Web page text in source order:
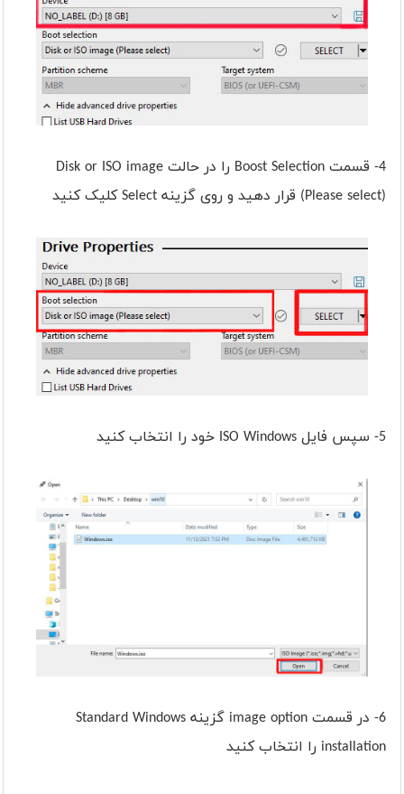
4- قسمت Boost Selection را در حالت Disk or ISO image
(Please select) قرار دهید و روی گزینه Select کلیک کنید
5- سپس فایل ISO Windows خود را انتخاب کنید
6- در قسمت image option گزینه Standard Windows
installation را انتخاب کنید